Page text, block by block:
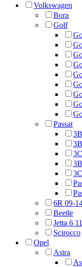
Volkswagen
Bora
Golf
Passat
6R 09-
Beetle
Jetta 6
Scirocco
Opel
Astra